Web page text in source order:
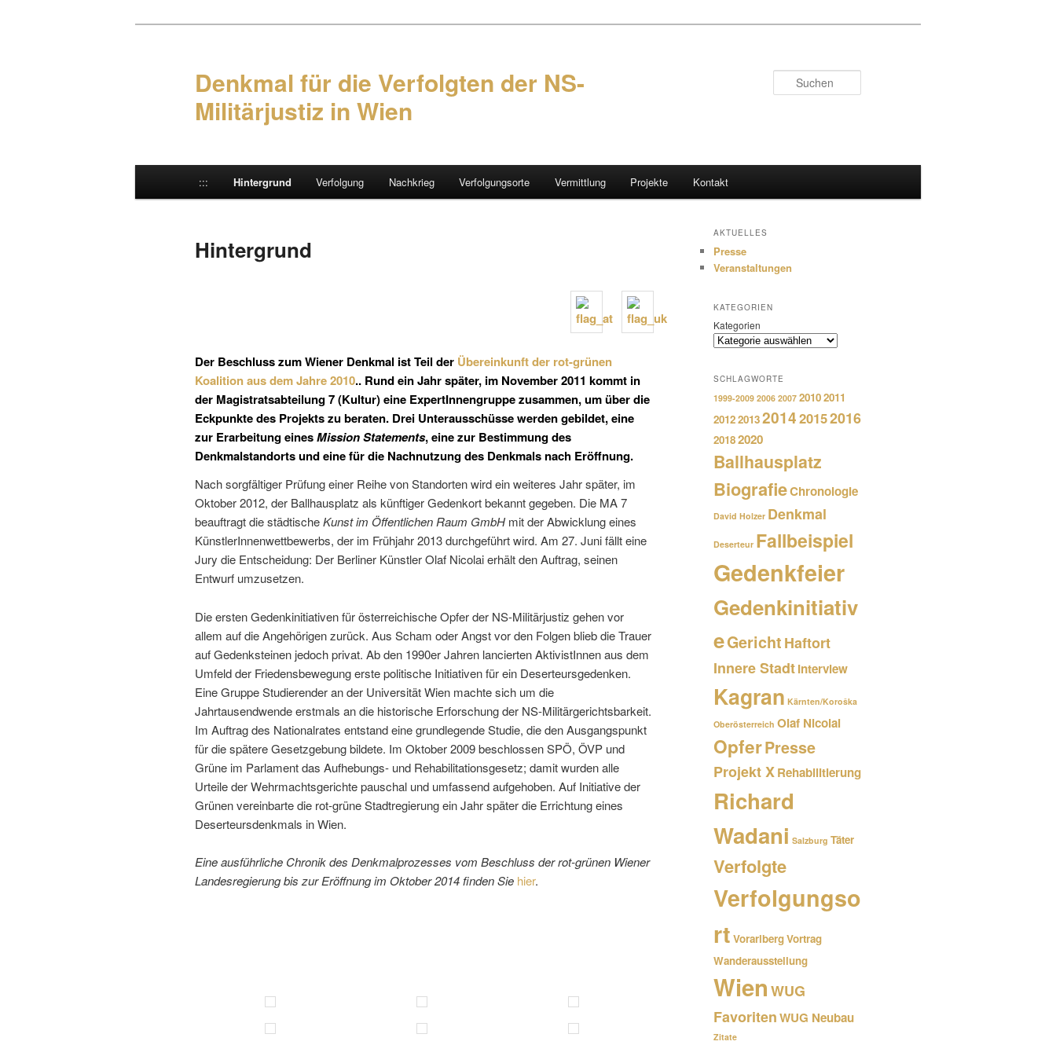
Denkmal für die Verfolgten der NS-
Militärjustiz in Wien
Zum Inhalt wechseln
Zum sekundären Inhalt wechseln
::: Hintergrund Verfolgung Nachkrieg Verfolgungsorte Vermittlung Projekte Kontakt
Hintergrund
Der Beschluss zum Wiener Denkmal ist Teil der Übereinkunft der rot-grünen
Koalition aus dem Jahre 2010.. Rund ein Jahr später, im November 2011 kommt in
der Magistratsabteilung 7 (Kultur) eine ExpertInnengruppe zusammen, um über die
Eckpunkte des Projekts zu beraten. Drei Unterausschüsse werden gebildet, eine
zur Erarbeitung einesMission Statements, eine zur Bestimmung des
Denkmalstandorts und eine für die Nachnutzung des Denkmals nach Eröffnung.
Nach sorgfältiger Prüfung einer Reihe von Standorten wird ein weiteres Jahr später, im
Oktober 2012, der Ballhausplatz als künftiger Gedenkort bekannt gegeben. Die MA 7
beauftragt die städtischeKunst im Öffentlichen Raum GmbHmit der Abwicklung eines
KünstlerInnenwettbewerbs, der im Frühjahr 2013 durchgeführt wird. Am 27. Juni fällt eine
Jury die Entscheidung: Der Berliner Künstler Olaf Nicolai erhält den Auftrag, seinen
Entwurf umzusetzen.
Die ersten Gedenkinitiativen für österreichische Opfer der NS-Militärjustiz gehen vor
allem auf die Angehörigen zurück. Aus Scham oder Angst vor den Folgen blieb die Trauer
auf Gedenksteinen jedoch privat. Ab den 1990er Jahren lancierten AktivistInnen aus dem
Umfeld der Friedensbewegung erste politische Initiativen für ein Deserteursgedenken.
Eine Gruppe Studierender an der Universität Wien machte sich um die
Jahrtausendwende erstmals an die historische Erforschung der NS-Militärgerichtsbarkeit.
Im Auftrag des Nationalrates entstand eine grundlegende Studie, die den Ausgangspunkt
für die spätere Gesetzgebung bildete. Im Oktober 2009 beschlossen SPÖ, ÖVP und
Grüne im Parlament das Aufhebungs- und Rehabilitationsgesetz; damit wurden alle
Urteile der Wehrmachtsgerichte pauschal und umfassend aufgehoben. Auf Initiative der
Grünen vereinbarte die rot-grüne Stadtregierung ein Jahr später die Errichtung eines
Deserteursdenkmals in Wien.
Eine ausführliche Chronik des Denkmalprozesses vom Beschluss der rot-grünen Wiener
Landesregierung bis zur Eröffnung im Oktober 2014 finden Sie hier.
AKTUELLES
Presse
Veranstaltungen
KATEGORIEN
Kategorien
SCHLAGWORTE
1999-2009 2006 2007 20102011
20122013201420152016
20182020
Ballhausplatz
BiografieChronologie
David Holzer Denkmal
Deserteur Fallbeispiel
Gedenkfeier
Gedenkinitiativ
eGerichtHaftort
Innere StadtInterview
Kagran Kärnten/Koroška
Oberösterreich Olaf Nicolai
OpferPresse
Projekt XRehabilitierung
Richard
Wadani Salzburg Täter
Verfolgte
Verfolgungso
rt VorarlbergVortrag
Wanderausstellung
WienWUG
FavoritenWUG Neubau
Zitate